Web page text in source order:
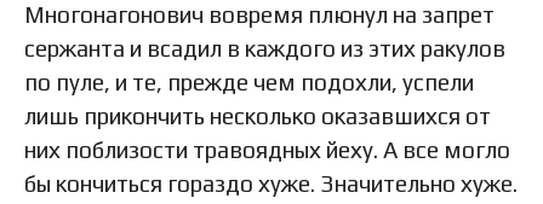
Многонагонович вовремя плюнул на запрет
сержанта и всадил в каждого из этих ракулов
по пуле, и те, прежде чем подохли, успели
лишь прикончить несколько оказавшихся от
них поблизости травоядных йеху. А все могло
бы кончиться гораздо хуже. Значительно хуже.